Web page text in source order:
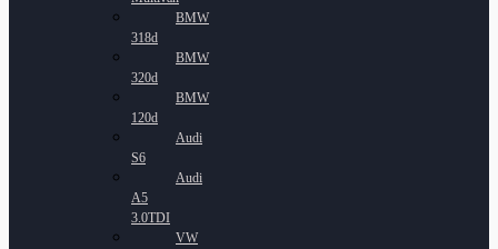
BMW
318d
BMW
320d
BMW
120d
Audi
S6
Audi
A5
3.0TDI
VW